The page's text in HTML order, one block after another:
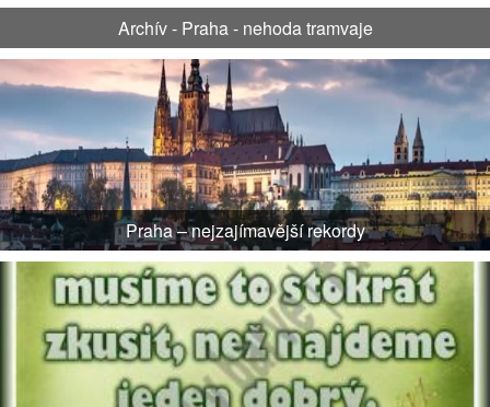
Archív - Praha - nehoda tramvaje
Praha – nejzajímavější rekordy